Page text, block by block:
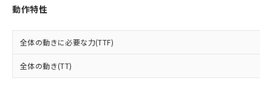
動作特性
全体の動きに必要な力(TTF)
全体の動き(TT)
品・サービスに関するお客様との取
引・商談に必要な範囲で利用すること
※当社の共同利用者とは、
の共同利用に関して"
の「1.共同利
とができます。
EU RoHS指令（10物質）の非含有証明書
51物質の非含有証明書（当社基準）
合意する